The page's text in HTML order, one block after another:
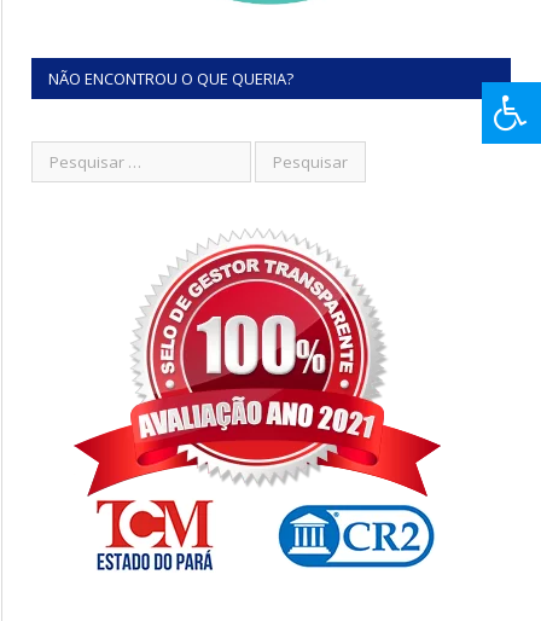
NÃO ENCONTROU O QUE QUERIA?